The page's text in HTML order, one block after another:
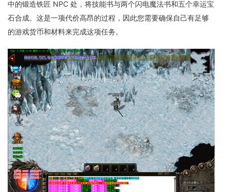
中的锻造铁匠 NPC 处，将技能书与两个闪电魔法书和五个幸运宝
石合成。这是一项代价高昂的过程，因此您需要确保自己有足够
的游戏货币和材料来完成这项任务。